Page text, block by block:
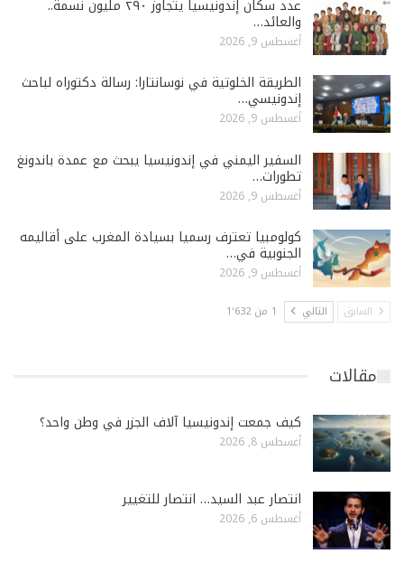
عدد سكان إندونيسيا يتجاوز ٢٩٠ مليون نسمة..
والعائد…
أغسطس 9, 2026
الطريقة الخلوتية في نوسانتارا: رسالة دكتوراه لباحث
إندونيسي…
أغسطس 9, 2026
السفير اليمني في إندونيسيا يبحث مع عمدة باندونغ
تطورات…
أغسطس 9, 2026
كولومبيا تعترف رسميا بسيادة المغرب على أقاليمه
الجنوبية في…
أغسطس 9, 2026
السابق التالي 1 من 1٬632
مقالات
كيف جمعت إندونيسيا آلاف الجزر في وطن واحد؟
أغسطس 8, 2026
انتصار عبد السيد… انتصار للتغيير
أغسطس 6, 2026